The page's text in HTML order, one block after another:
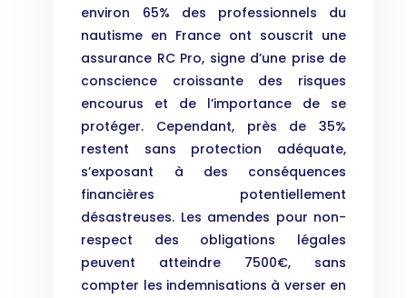
environ 65% des professionnels du
nautisme en France ont souscrit une
assurance RC Pro, signe d’une prise de
conscience croissante des risques
encourus et de l’importance de se
protéger. Cependant, près de 35%
restent sans protection adéquate,
s’exposant à des conséquences
financières potentiellement
désastreuses. Les amendes pour non-
respect des obligations légales
peuvent atteindre 7500€, sans
compter les indemnisations à verser en